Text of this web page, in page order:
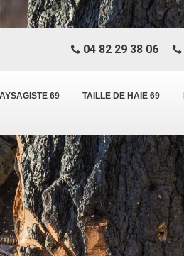
69 TAILLE DE HAIE 69
04 82 29 38 06